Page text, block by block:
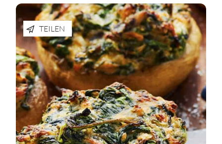
TEILEN